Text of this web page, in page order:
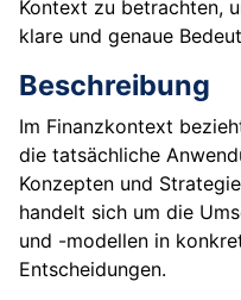
Kontext zu betrachten,
klare und genaue
Beschreibung
Im Finanzkontext
die tatsächliche
Konzepten und
handelt sich um die
und -modellen in
Entscheidungen.